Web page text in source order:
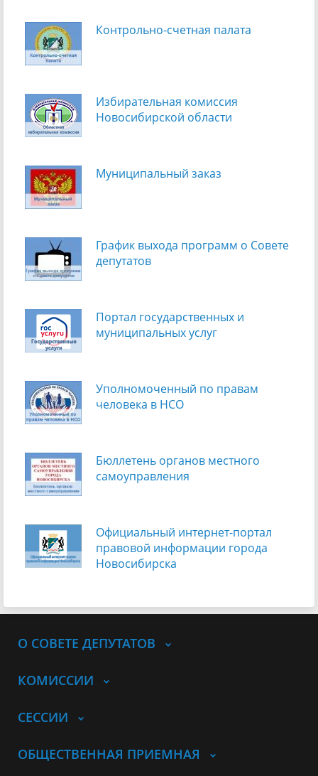
Контрольно-счетная палата
Избирательная комиссия
Новосибирской области
Муниципальный заказ
График выхода программ о Cовете
депутатов
Портал государственных и
муниципальных услуг
Уполномоченный по правам
человека в НСО
Бюллетень органов местного
самоуправления
Официальный интернет-портал
правовой информации города
Новосибирска
О СОВЕТЕ ДЕПУТАТОВ
КОМИССИИ
СЕССИИ
ОБЩЕСТВЕННАЯ ПРИЕМНАЯ